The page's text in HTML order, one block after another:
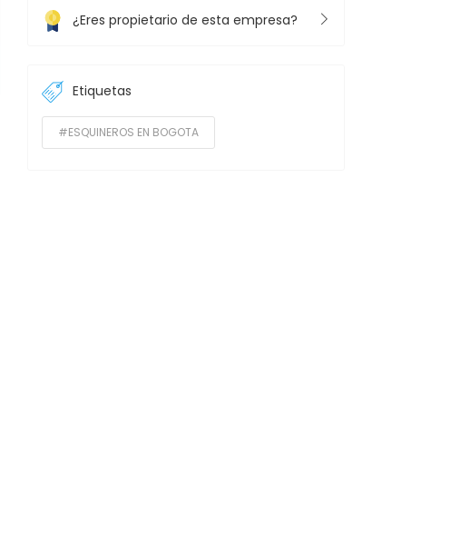
¿Eres propietario de esta empresa?
Etiquetas
#ESQUINEROS EN BOGOTA